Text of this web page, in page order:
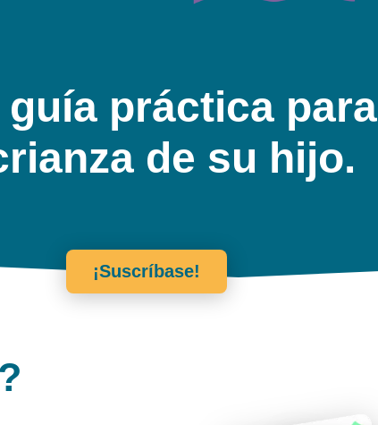
guía práctica para
de su hijo.
¡Suscríbase!